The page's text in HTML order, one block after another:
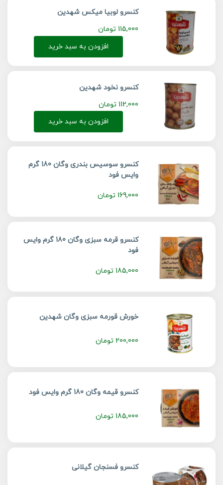
کنسرو لوبیا میکس شهدین
115,000 تومان
افزودن به سبد خرید
کنسرو نخود شهدین
112,000 تومان
افزودن به سبد خرید
کنسرو سوسیس بندری وگان 180 گرم
وایس فود
169,000 تومان
کنسرو قرمه سبزی وگان 180 گرم وایس
فود
185,000 تومان
خورش قورمه سبزی وگان شهدین
200,000 تومان
کنسرو قیمه وگان 180 گرم وایس فود
185,000 تومان
کنسرو فسنجان گیلانی